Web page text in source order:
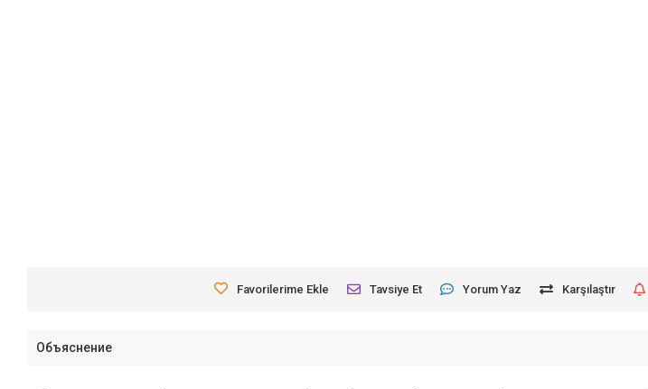
Favorilerime Ekle Tavsiye Et Yorum Yaz Karşılaştır
Объяснение